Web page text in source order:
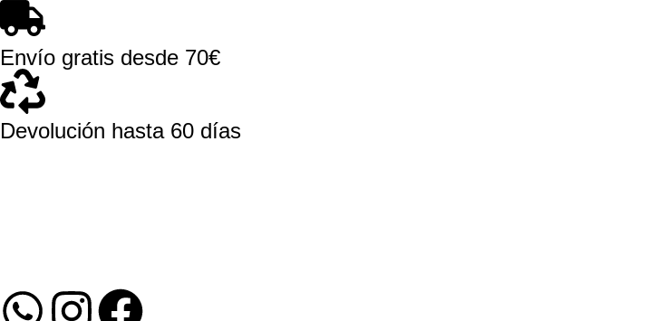
Envío gratis desde 70€
Devolución hasta 60 días